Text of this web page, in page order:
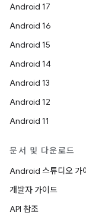
Android 17
Android 16
Android 15
Android 14
Android 13
Android 12
Android 11
문서 및 다운로드
Android 스튜디오 가
개발자 가이드
API 참조